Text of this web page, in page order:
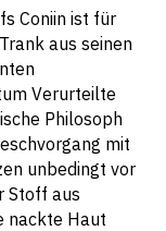
Coniin ist für
aus seinen
Verurteilte
Philosoph
mit
unbedingt vor
Stoff aus
nackte Haut